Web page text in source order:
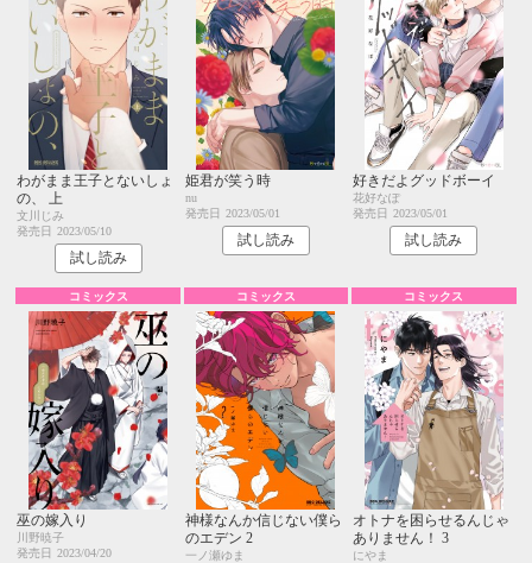
わがまま王子とないしょ
の、 上
文川じみ
発売日 2023/05/10
試し読み
姫君が笑う時
nu
発売日 2023/05/01
試し読み
好きだよグッドボーイ
花好なぽ
発売日 2023/05/01
試し読み
コミックス
巫の嫁入り
川野暁子
発売日
2023/04/20
コミックス
神様なんか信じない僕ら
のエデン 2
一ノ瀬ゆま
コミックス
オトナを困らせるんじゃ
ありません！ 3
にやま